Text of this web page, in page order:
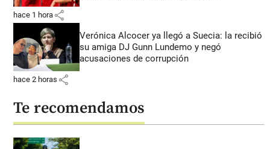
hace 1 hora share
Verónica Alcocer ya llegó a Suecia: la recibió
su amiga DJ Gunn Lundemo y negó
acusaciones de corrupción
hace 2 horas share
Te recomendamos